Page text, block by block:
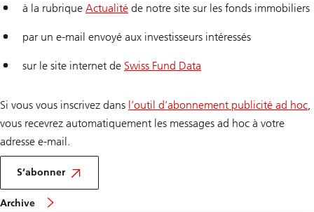
à la rubrique Actualité de notre site sur les fonds immobiliers
par un e-mail envoyé aux investisseurs intéressés
sur le site internet de Swiss Fund Data
Si vous vous inscrivez dans l’outil d’abonnement publicité ad hoc
vous recevrez automatiquement les messages ad hoc à votre
adresse e-mail.
S‘abonner
Archive